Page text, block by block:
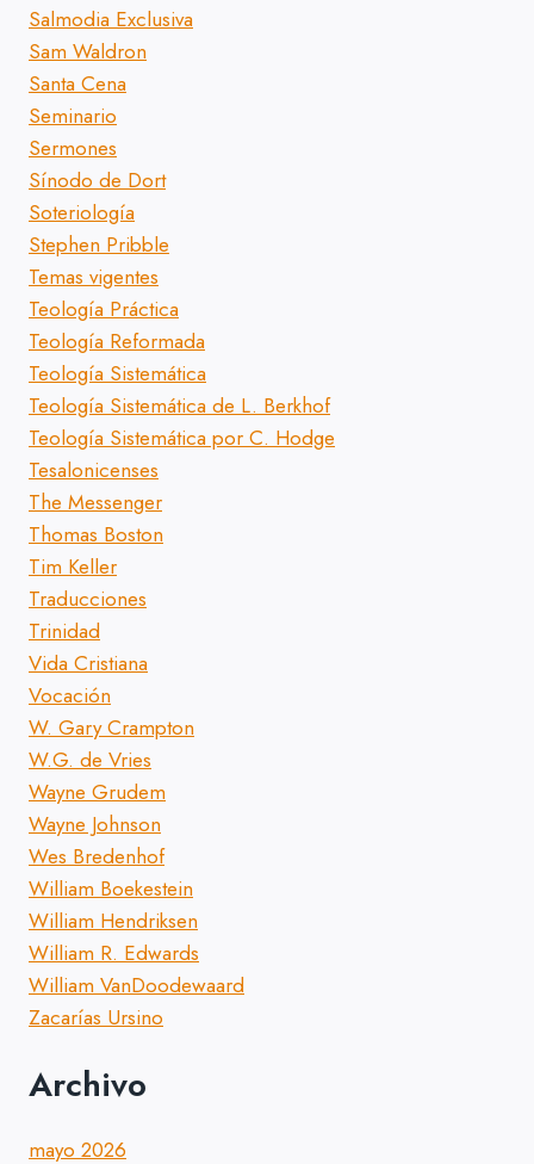
Salmodia Exclusiva
Sam Waldron
Santa Cena
Seminario
Sermones
Sínodo de Dort
Soteriología
Stephen Pribble
Temas vigentes
Teología Práctica
Teología Reformada
Teología Sistemática
Teología Sistemática de L. Berkhof
Teología Sistemática por C. Hodge
Tesalonicenses
The Messenger
Thomas Boston
Tim Keller
Traducciones
Trinidad
Vida Cristiana
Vocación
W. Gary Crampton
W.G. de Vries
Wayne Grudem
Wayne Johnson
Wes Bredenhof
William Boekestein
William Hendriksen
William R. Edwards
William VanDoodewaard
Zacarías Ursino
Archivo
mayo 2026